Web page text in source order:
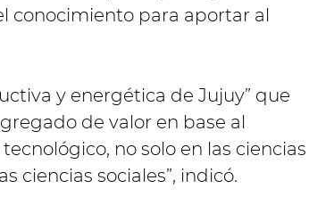
conocimiento para aportar al
y energética de Jujuy” que
de valor en base al
no solo en las ciencias
ciencias sociales”, indicó.